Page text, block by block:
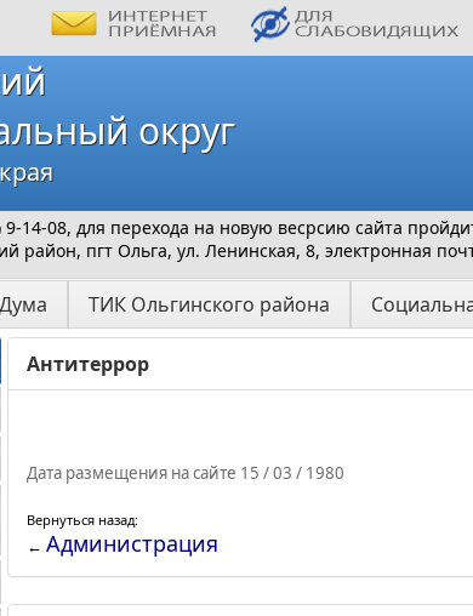
округ
9-14-08, для перехода на новую весрсию сайта
район, пгт Ольга, ул. Ленинская, 8, электронная
Дума ТИК Ольгинского района
Антитеррор
Дата размещения на сайте 15 / 03 / 1980
Вернуться назад:
← Администрация